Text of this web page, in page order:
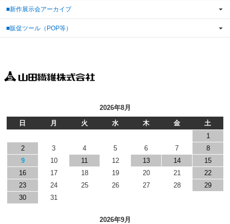
■新作展示会アーカイブ
■販促ツール（POP等）
2026年8月
日
月 火 水 木 金
土
1
2
3 4 5 6 7
8
9
10 11 12 13 14
15
16
17 18 19 20 21
22
23
24 25 26 27 28
29
30
31
2026年9月